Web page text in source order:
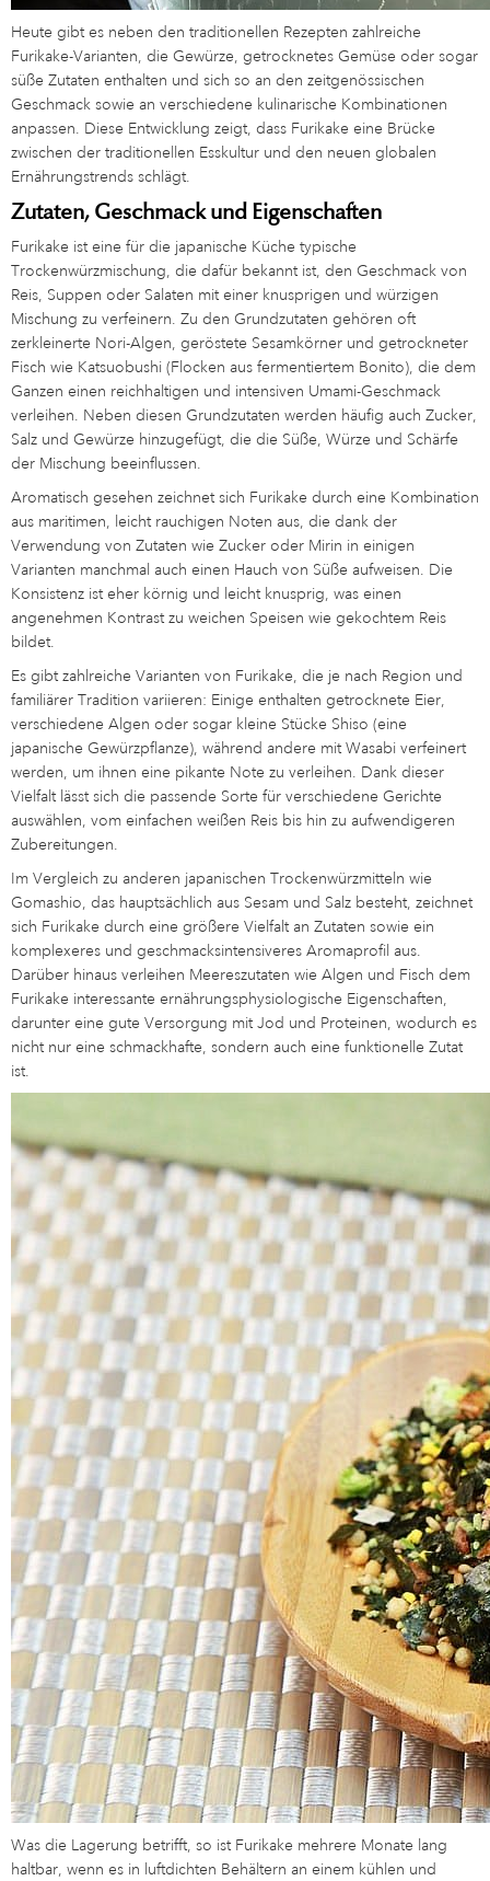
Heute gibt es neben den traditionellen Rezepten zahlreiche
Furikake-Varianten, die Gewürze, getrocknetes Gemüse oder sogar
süße Zutaten enthalten und sich so an den zeitgenössischen
Geschmack sowie an verschiedene kulinarische Kombinationen
anpassen. Diese Entwicklung zeigt, dass Furikake eine Brücke
zwischen der traditionellen Esskultur und den neuen globalen
Ernährungstrends schlägt.
Zutaten, Geschmack und Eigenschaften
Furikake ist eine für die japanische Küche typische
Trockenwürzmischung, die dafür bekannt ist, den Geschmack von
Reis, Suppen oder Salaten mit einer knusprigen und würzigen
Mischung zu verfeinern. Zu den Grundzutaten gehören oft
zerkleinerte Nori-Algen, geröstete Sesamkörner und getrockneter
Fisch wie Katsuobushi (Flocken aus fermentiertem Bonito), die dem
Ganzen einen reichhaltigen und intensiven Umami-Geschmack
verleihen. Neben diesen Grundzutaten werden häufig auch Zucker,
Salz und Gewürze hinzugefügt, die die Süße, Würze und Schärfe
der Mischung beeinflussen.
Aromatisch gesehen zeichnet sich Furikake durch eine Kombination
aus maritimen, leicht rauchigen Noten aus, die dank der
Verwendung von Zutaten wie Zucker oder Mirin in einigen
Varianten manchmal auch einen Hauch von Süße aufweisen. Die
Konsistenz ist eher körnig und leicht knusprig, was einen
angenehmen Kontrast zu weichen Speisen wie gekochtem Reis
bildet.
Es gibt zahlreiche Varianten von Furikake, die je nach Region und
familiärer Tradition variieren: Einige enthalten getrocknete Eier,
verschiedene Algen oder sogar kleine Stücke Shiso (eine
japanische Gewürzpflanze), während andere mit Wasabi verfeinert
werden, um ihnen eine pikante Note zu verleihen. Dank dieser
Vielfalt lässt sich die passende Sorte für verschiedene Gerichte
auswählen, vom einfachen weißen Reis bis hin zu aufwendigeren
Zubereitungen.
Im Vergleich zu anderen japanischen Trockenwürzmitteln wie
Gomashio, das hauptsächlich aus Sesam und Salz besteht, zeichnet
sich Furikake durch eine größere Vielfalt an Zutaten sowie ein
komplexeres und geschmacksintensiveres Aromaprofil aus.
Darüber hinaus verleihen Meereszutaten wie Algen und Fisch dem
Furikake interessante ernährungsphysiologische Eigenschaften,
darunter eine gute Versorgung mit Jod und Proteinen, wodurch es
nicht nur eine schmackhafte, sondern auch eine funktionelle Zutat
ist.
Was die Lagerung betrifft, so ist Furikake mehrere Monate lang
haltbar, wenn es in luftdichten Behältern an einem kühlen und